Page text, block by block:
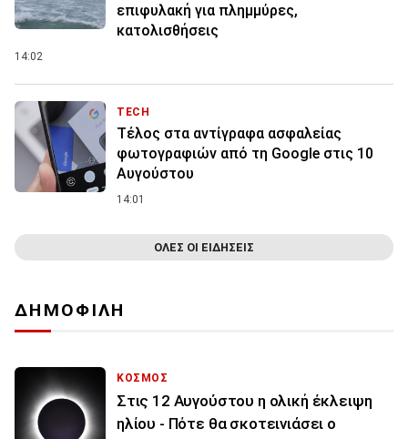
επιφυλακή για πλημμύρες,
κατολισθήσεις
14:02
TECH
Τέλος στα αντίγραφα ασφαλείας
φωτογραφιών από τη Google στις 10
Αυγούστου
14:01
ΟΛΕΣ ΟΙ ΕΙΔΗΣΕΙΣ
ΔΗΜΟΦΙΛΗ
ΚΟΣΜΟΣ
Στις 12 Αυγούστου η ολική έκλειψη
ηλίου - Πότε θα σκοτεινιάσει ο